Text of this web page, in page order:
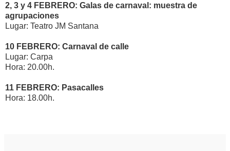
2, 3 y 4 FEBRERO: Galas de carnaval: muestra de
agrupaciones
Lugar: Teatro JM Santana
10 FEBRERO: Carnaval de calle
Lugar: Carpa
Hora: 20.00h.
11 FEBRERO: Pasacalles
Hora: 18.00h.